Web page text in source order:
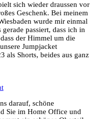
sich wieder draussen vor
Geschenk. Bei meinem
wurde mir einmal
passiert, dass ich in
der Himmel um die
Jumpjacket
als Shorts, beides aus ganz
darauf, schöne
Sie im Home Office und